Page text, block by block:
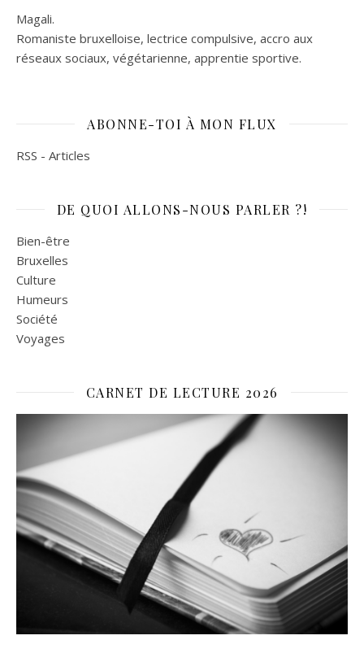
Magali.
Romaniste bruxelloise, lectrice compulsive, accro aux
réseaux sociaux, végétarienne, apprentie sportive.
ABONNE-TOI À MON FLUX
RSS - Articles
DE QUOI ALLONS-NOUS PARLER ?!
Bien-être
Bruxelles
Culture
Humeurs
Société
Voyages
CARNET DE LECTURE 2026